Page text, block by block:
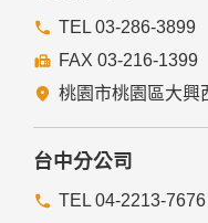
前項但書之情形包括不限
經由您書面同意。
法律明文規定。
與公務機關或學術研究
研究而有必要，且資料經
無從識別特定之當事人。
當您在網站的行為，違
TEL 03-286-3899
FAX 03-216-1399
桃園市桃園區大興
台中分公司
TEL 04-2213-7676